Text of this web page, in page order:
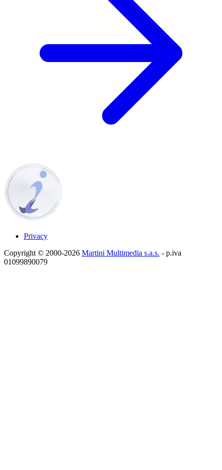
Privacy
Copyright © 2000-2026 Martini Multimedia s.a.s. - p.iva
01099890079